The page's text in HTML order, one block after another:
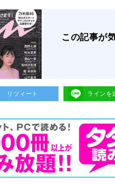
この記事が
リツィート ラインを